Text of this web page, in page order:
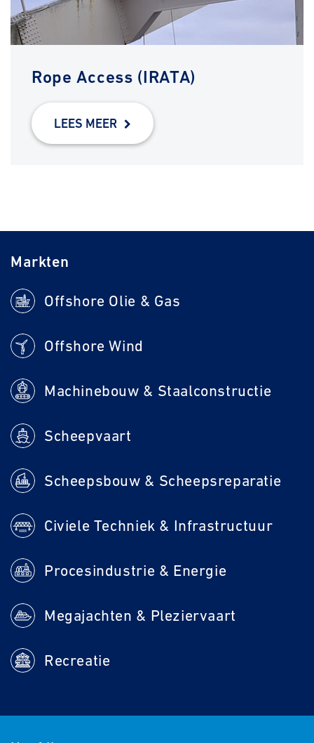
Rope Access (IRATA)
LEES MEER
Markten
Offshore Olie & Gas
Offshore Wind
Machinebouw & Staalconstructie
Scheepvaart
Scheepsbouw & Scheepsreparatie
Civiele Techniek & Infrastructuur
Procesindustrie & Energie
Megajachten & Pleziervaart
Recreatie